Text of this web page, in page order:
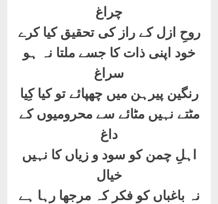
چراغ
روحِ ازل کے راز کی تحقیق کیا کرے
خود اپنی ذات کا جسے ملتا نہ ہو
سراغ
رنگین پیرہن میں چھپائے تو کیا کِیا
مٹتے نہیں مٹائے سے محرومیوں کے
داغ
اہلِ چمن کو سود و زیاں کا نہیں
خیال
نہ باغباں کو فکر کہ مرجھا رہا ہے